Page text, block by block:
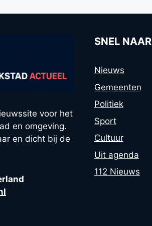
voor het
en omgeving.
en dicht bij de
SNEL NAAR
Nieuws
Gemeenten
Politiek
Sport
Cultuur
Uit agenda
112 Nieuws